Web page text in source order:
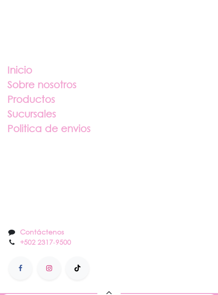
Inicio
Sobre nosotros
Productos
Sucursales
Politica de envios
Contáctenos
+502 2317-9500